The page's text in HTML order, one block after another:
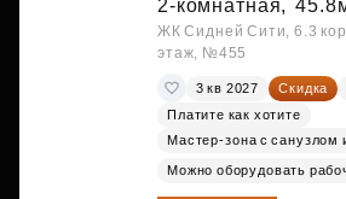
2-комнатная,
ЖК Сидней Сити, 6.3
этаж, №455
3 кв 2027 Скидка
Платите как хотите
Мастер-зона с санузлом
Можно оборудовать